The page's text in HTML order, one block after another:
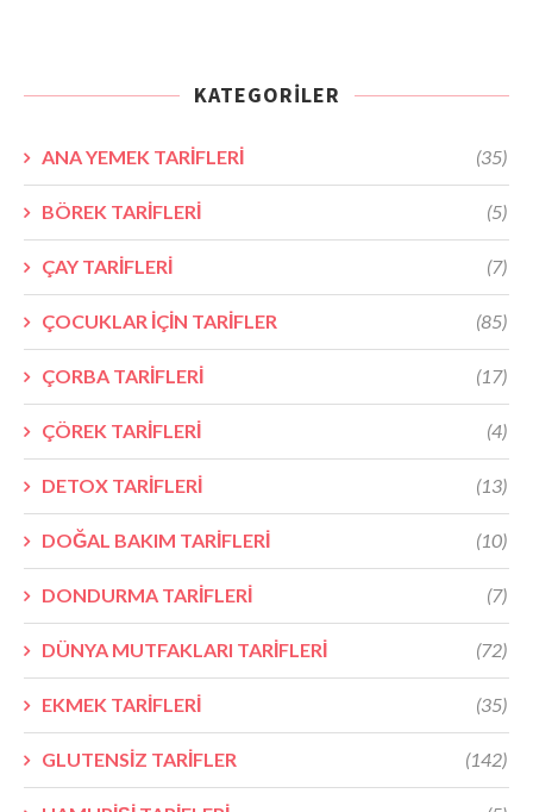
KATEGORILER
ANA YEMEK TARİFLERİ (35)
BÖREK TARİFLERİ (5)
ÇAY TARİFLERİ (7)
ÇOCUKLAR İÇİN TARİFLER (85)
ÇORBA TARİFLERİ (17)
ÇÖREK TARİFLERİ (4)
DETOX TARİFLERİ (13)
DOĞAL BAKIM TARİFLERİ (10)
DONDURMA TARİFLERİ (7)
DÜNYA MUTFAKLARI TARİFLERİ (72)
EKMEK TARİFLERİ (35)
GLUTENSİZ TARİFLER (142)